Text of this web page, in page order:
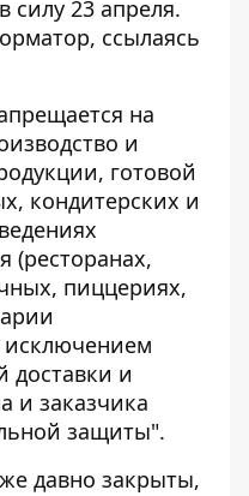
силу 23 апреля.
, ссылаясь
на
и
готовой
кондитерских и
(ресторанах,
пиццериях,
исключением
доставки и
и заказчика
защиты".
давно закрыты,